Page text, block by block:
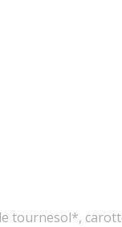
tournesol*,